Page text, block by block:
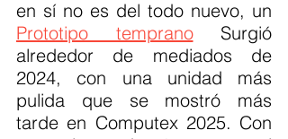
Prototipo temprano Surgió
alrededor de mediados de
2024, con una unidad más
pulida que se mostró más
tarde en Computex 2025. Con